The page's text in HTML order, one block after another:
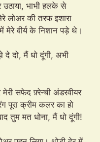
भाभी हलके से
लोअर की तरफ इशारा
वीर्य के निशान पड़े थे।
दो, मैं धो दूंगी, अभी
सफेद फ़्रेन्ची अंडरवीयर
पूरा क्रीम कलर का हो
तुम मत धोना, मैं धो दूंगी!